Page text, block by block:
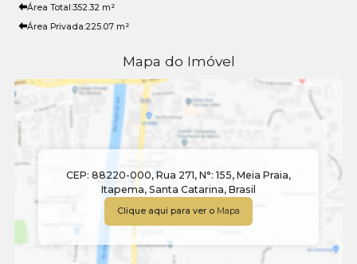
Área Total:352 .32 m²
Área Privada:225 .07 m²
Mapa do Imóvel
CEP: 88220-000, Rua 271, N°: 155, Meia Praia,
Itapema, Santa Catarina, Brasil
Clique aqui para ver o Mapa